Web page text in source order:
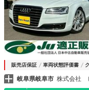
販売店保証 車両状態評価書
岐阜県岐阜市 株式会社